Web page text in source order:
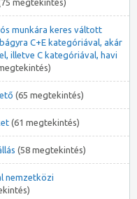
megtekintés)
munkára keres váltott
C+E kategóriával, akár
illetve C kategóriával, havi
(65 megtekintés)
(61 megtekintés)
(58 megtekintés)
nemzetközi